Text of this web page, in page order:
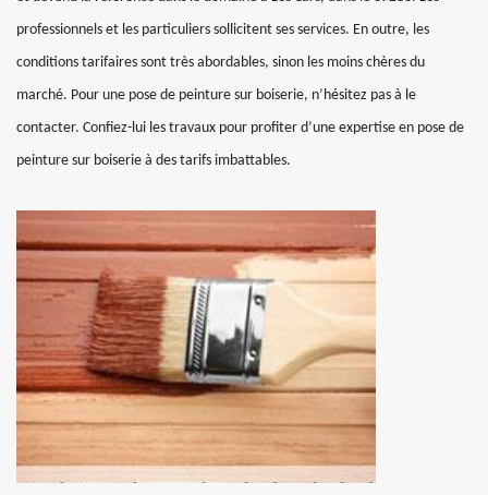
professionnels et les particuliers sollicitent ses services. En outre, les
conditions tarifaires sont très abordables, sinon les moins chères du
marché. Pour une pose de peinture sur boiserie, n’hésitez pas à le
contacter. Confiez-lui les travaux pour profiter d’une expertise en pose de
peinture sur boiserie à des tarifs imbattables.